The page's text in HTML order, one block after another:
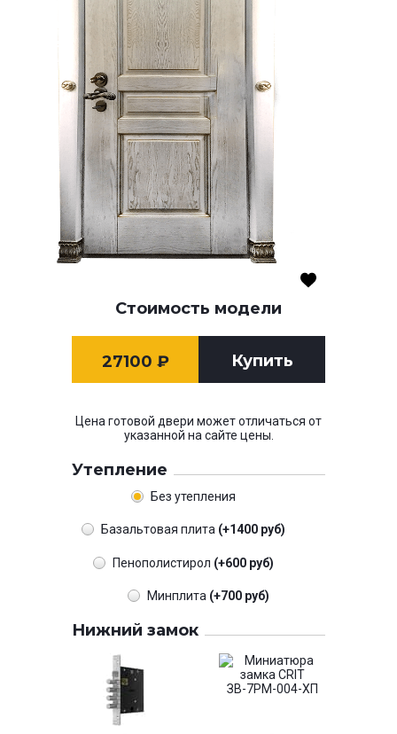
Стоимость модели
27100 ₽ Купить
Цена готовой двери может отличаться от
указанной на сайте цены.
Утепление
Без утепления
Базальтовая плита (+1400 руб)
Пенополистирол (+600 руб)
Минплита (+700 руб)
Нижний замок